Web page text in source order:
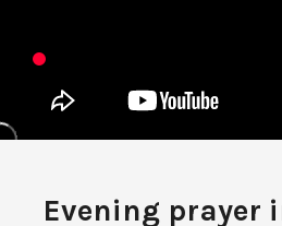
Evening prayer